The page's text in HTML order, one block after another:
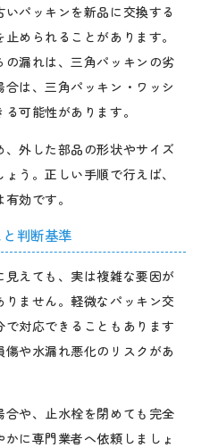
パッキンを新品に交換する
められることがあります。
の漏れは、三角パッキンの劣
は、三角パッキン・ワッシ
可能性があります。
外した部品の形状やサイズ
う。正しい手順で行えば、
効です。
判断基準
えても、実は複雑な要因が
ません。軽微なパッキン交
対応できることもあります
や水漏れ悪化のリスクがあ
や、止水栓を閉めても完全
に専門業者へ依頼しましょ